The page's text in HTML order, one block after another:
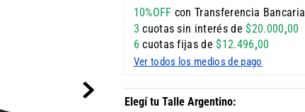
10%OFF con Transferencia Bancaria
3 cuotas sin interés de$20.000,00
6 cuotas fijas de$12.496,00
Ver todos los medios de pago